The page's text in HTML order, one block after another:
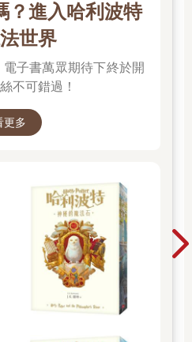
？進入哈利波特
世界
子書萬眾期待下終於開
不可錯過！
更多